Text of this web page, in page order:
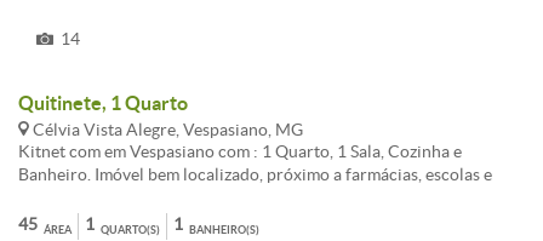
14
Quitinete, 1 Quarto
Célvia Vista Alegre, Vespasiano, MG
Kitnet com em Vespasiano com : 1 Quarto, 1 Sala, Cozinha e
Banheiro. Imóvel bem localizado, próximo a farmácias, escolas e
ÁREA
45 QUARTO(S)
1 BANHEIRO(S)
1